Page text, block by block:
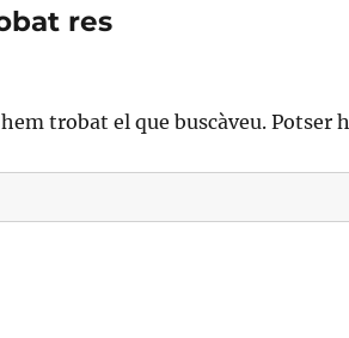
res
trobat el que buscàveu. Potser